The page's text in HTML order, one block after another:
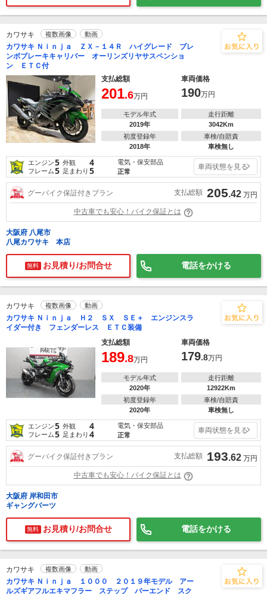
カワサキ 複数画像 動画
カワサキ Ｎｉｎｊａ ＺＸ－１４Ｒ ハイグレード ブレ
ンボブレーキキャリパー オーリンズリヤサスペンショ
ン ＥＴＣ付
支払総額
車両価格
201.6万円 190万円
モデル年式
2019年
走行距離
3042Km
初度登録年
2018年
車検/自賠責
車検無し
エンジン5 外観 4
フレーム5 足まわり 5
電気・保安部品
正常
車両状態を見る
グーバイク保証付きプラン 支払総額 205.42 万円
中古車でも安心！バイク保証とは
大阪府 八尾市
八尾カワサキ 本店
無料 お見積り/お問合せ 電話をかける
カワサキ 複数画像 動画
カワサキ Ｎｉｎｊａ Ｈ２ ＳＸ ＳＥ＋ エンジンスラ
イダー付き フェンダーレス ＥＴＣ装備
支払総額
車両価格
189.8万円 179.8万円
モデル年式
2020年
走行距離
12922Km
初度登録年
2020年
車検/自賠責
車検無し
エンジン5 外観 4
フレーム5 足まわり 4
電気・保安部品
正常
車両状態を見る
グーバイク保証付きプラン 支払総額 193.62 万円
中古車でも安心！バイク保証とは
大阪府 岸和田市
ギャングパーツ
無料 お見積り/お問合せ 電話をかける
カワサキ 複数画像 動画
カワサキ Ｎｉｎｊａ １０００ ２０１９年モデル アー
ルズギアフルエキマフラー ステップ バーエンド スク